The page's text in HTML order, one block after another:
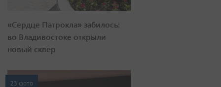
«Сердце Патрокла» забилось:
во Владивостоке открыли
новый сквер
23 фото